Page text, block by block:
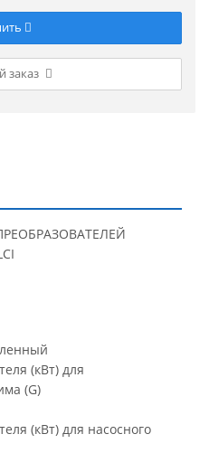
заказ
(кВт) для
(G)
(кВт) для насосного